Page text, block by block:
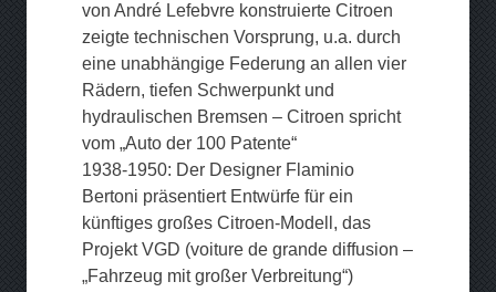
von André Lefebvre konstruierte Citroen
zeigte technischen Vorsprung, u.a. durch
eine unabhängige Federung an allen vier
Rädern, tiefen Schwerpunkt und
hydraulischen Bremsen – Citroen spricht
vom „Auto der 100 Patente“
1938-1950: Der Designer Flaminio
Bertoni präsentiert Entwürfe für ein
künftiges großes Citroen-Modell, das
Projekt VGD (voiture de grande diffusion –
„Fahrzeug mit großer Verbreitung“)